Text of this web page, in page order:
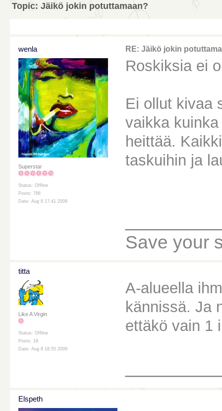
Topic: Jäikö jokin potuttamaan?
wenla
Superstar
Status: Offline
Posts: 766
Date: Aug 8 17:41 2009
RE: Jäikö jokin
Roskiksia ei
Ei ollut kivaa
vaikka
heittää.
taskuihin ja
Save your
titta
Like A Virgin
Status: Offline
Posts: 19
Date: Aug 8 18:55 2009
A-alueella
kännissä. Ja
ettäkö vain 1
Elspeth